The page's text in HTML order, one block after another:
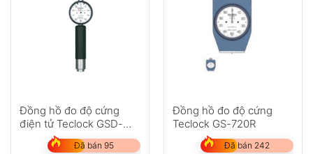
Đồng hồ đo độ cứng
điện tử Teclock GSD-
Đã bán 95
Đồng hồ đo độ cứng
Teclock GS-720R
Đã bán 242